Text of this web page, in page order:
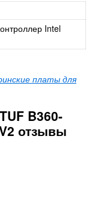
Intel
платы для
B360-
отзывы